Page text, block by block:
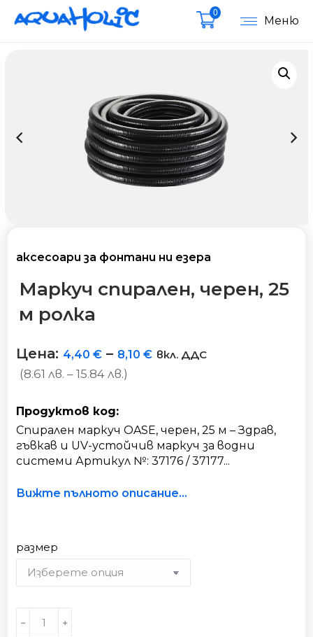
Меню
0
аксесоари за фонтани ни езера
Маркуч спирален, черен, 25
м ролка
Цена: 4,40€ – 8,10€ вкл. ДДС
(8.61 лв. – 15.84 лв.)
Продуктов код:
Спирален маркуч OASE, черен, 25 м – Здрав,
гъвкав и UV-устойчив маркуч за водни
системи Артикул №: 37176 / 37177...
Вижте пълното описание...
размер
спирален,
﹣ ﹢